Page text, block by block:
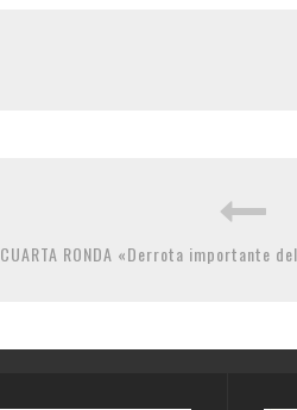
CUARTA RONDA «Derrota importante